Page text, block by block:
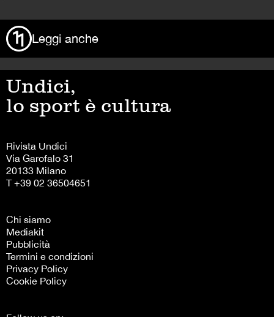
Leggi anche
Undici,
lo sport è cultura
Rivista Undici
Via Garofalo 31
20133 Milano
T +39 02 36504651
Chi siamo
Mediakit
Pubblicità
Termini e condizioni
Privacy Policy
Cookie Policy